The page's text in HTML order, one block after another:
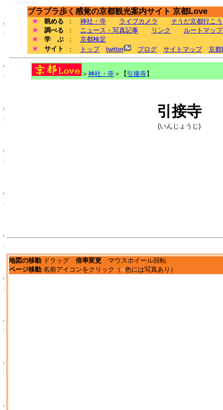
ブラブラ歩く感覚の京都観光案内サイト 京都Love
眺める ： 神社・寺 ライブカメラ
そうだ京都行こう
調べる
： ニュース・写真記事 リンク
ルートマッ
学 ぶ
： 京都検定
サイト
： トップ twitter ブログ サイトマップ 京都
＞ 神社・寺 ＞【 引接寺】
引接寺
(いんじょうじ)
地図の移動 ドラッグ 倍率変更 マウスホイール回転
ページ移動 名前アイコンをクリック（ ■色には写真あり）